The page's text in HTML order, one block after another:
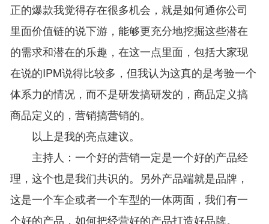
正的爆款我觉得存在很多机会，就是如何通你公司
里面价值链的说下游，能够更充分地挖掘这些潜在
的需求和潜在的乐趣，在这一点里面，包括大家现
在说的IPM说得比较多，但我认为这真的是考验一个
体系力的情况，而不是研发搞研发的，商品定义搞
商品定义的，营销搞营销的。
以上是我的亮点建议。
主持人：一个好的营销一定是一个好的产品经
理，这个也是我们共识的。另外产品端就是品牌，
这是一个车企或者一个车型的一体两面，我们有一
个好的产品，如何把经营好的产品打造好品牌。